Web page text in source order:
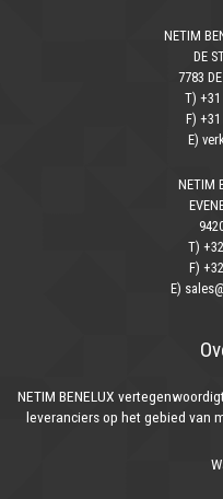
NETIM
DE
7783
T) +31
F)
E)
NETIM
T)
F)
E)
NETIM BENELUX
leveranciers op het gebied van